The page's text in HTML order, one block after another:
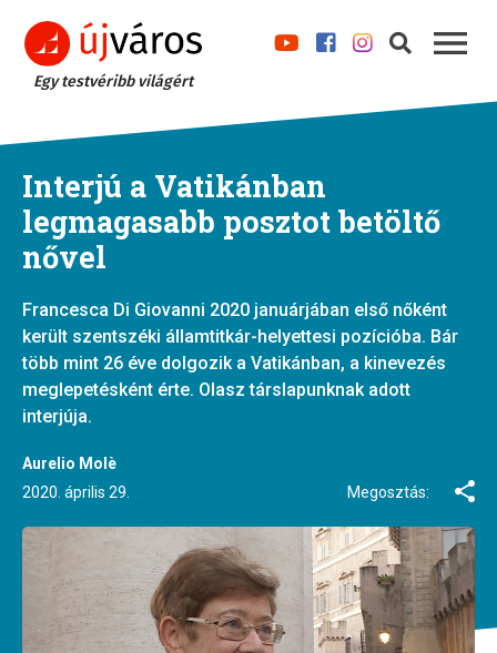
Egy testvéribb világért
Interjú a Vatikánban
legmagasabb posztot betöltő
nővel
Francesca Di Giovanni 2020 januárjában első nőként
került szentszéki államtitkár-helyettesi pozícióba. Bár
több mint 26 éve dolgozik a Vatikánban, a kinevezés
meglepetésként érte. Olasz társlapunknak adott
interjúja.
Aurelio Molè
2020. április 29.
Megosztás: